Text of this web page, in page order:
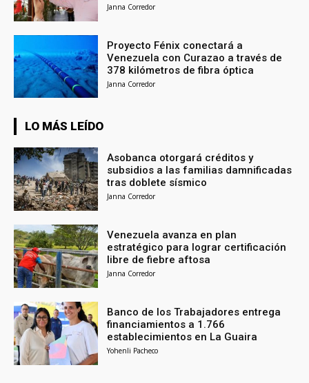
Janna Corredor
Proyecto Fénix conectará a
Venezuela con Curazao a través de
378 kilómetros de fibra óptica
Janna Corredor
LO MÁS LEÍDO
Asobanca otorgará créditos y
subsidios a las familias damnificadas
tras doblete sísmico
Janna Corredor
Venezuela avanza en plan
estratégico para lograr certificación
libre de fiebre aftosa
Janna Corredor
Banco de los Trabajadores entrega
financiamientos a 1.766
establecimientos en La Guaira
Yohenli Pacheco